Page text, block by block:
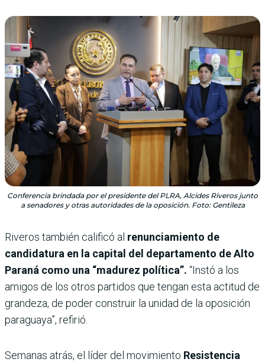
Conferencia brindada por el presidente del PLRA, Alcides Riveros junto
a senadores y otras autoridades de la oposición. Foto: Gentileza
Riveros también calificó al renunciamiento de
candidatura en la capital del departamento de Alto
Paraná como una “madurez política”. “Instó a los
amigos de los otros partidos que tengan esta actitud de
grandeza, de poder construir la unidad de la oposición
paraguaya”, refirió.
Semanas atrás, el líder del movimiento Resistencia